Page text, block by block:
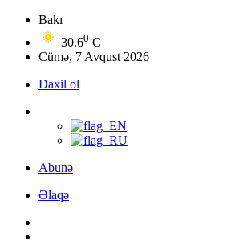
Bakı
30.60 C
Cümə, 7 Avqust 2026
Daxil ol
Abunə
Əlaqə